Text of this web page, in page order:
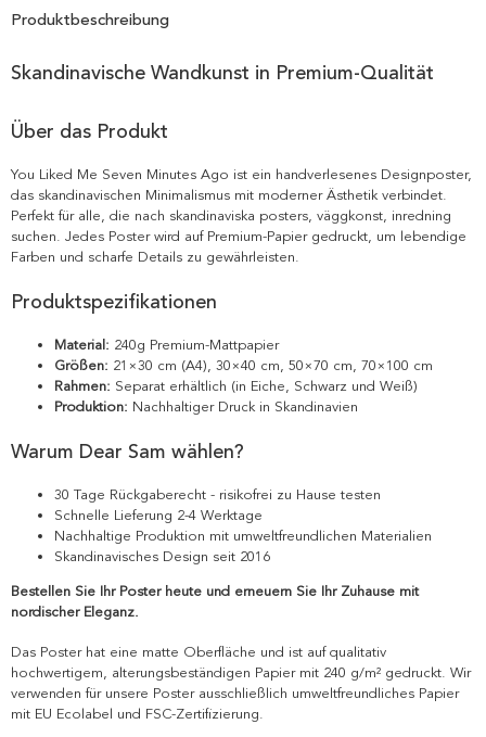
Produktbeschreibung
Skandinavische Wandkunst in Premium-Qualität
Über das Produkt
You Liked Me Seven Minutes Ago ist ein handverlesenes Designposter,
das skandinavischen Minimalismus mit moderner Ästhetik verbindet.
Perfekt für alle, die nach skandinaviska posters, väggkonst, inredning
suchen. Jedes Poster wird auf Premium-Papier gedruckt, um lebendige
Farben und scharfe Details zu gewährleisten.
Produktspezifikationen
Material: 240g Premium-Mattpapier
Größen: 21×30 cm (A4), 30×40 cm, 50×70 cm, 70×100 cm
Rahmen: Separat erhältlich (in Eiche, Schwarz und Weiß)
Produktion: Nachhaltiger Druck in Skandinavien
Warum Dear Sam wählen?
30 Tage Rückgaberecht - risikofrei zu Hause testen
Schnelle Lieferung 2-4 Werktage
Nachhaltige Produktion mit umweltfreundlichen Materialien
Skandinavisches Design seit 2016
Bestellen Sie Ihr Poster heute und erneuern Sie Ihr Zuhause mit
nordischer Eleganz.
Das Poster hat eine matte Oberfläche und ist auf qualitativ
hochwertigem, alterungsbeständigen Papier mit 240 g/m² gedruckt. Wir
verwenden für unsere Poster ausschließlich umweltfreundliches Papier
mit EU Ecolabel und FSC-Zertifizierung.